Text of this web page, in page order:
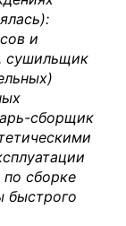
и
сушильщик
сборщик
по сборке
быстрого